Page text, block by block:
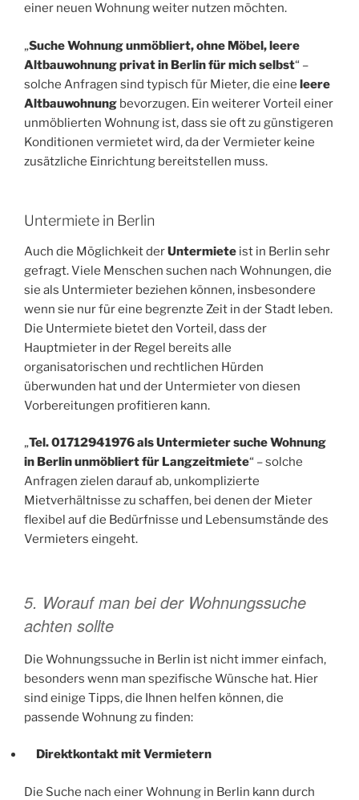
einer neuen Wohnung weiter nutzen möchten.
„Suche Wohnung unmöbliert, ohne Möbel, leere
Altbauwohnung privat in Berlin für mich selbst“ –
solche Anfragen sind typisch für Mieter, die eine leere
Altbauwohnung bevorzugen. Ein weiterer Vorteil einer
unmöblierten Wohnung ist, dass sie oft zu günstigeren
Konditionen vermietet wird, da der Vermieter keine
zusätzliche Einrichtung bereitstellen muss.
Untermiete in Berlin
Auch die Möglichkeit derUntermiete ist in Berlin sehr
gefragt. Viele Menschen suchen nach Wohnungen, die
sie als Untermieter beziehen können, insbesondere
wenn sie nur für eine begrenzte Zeit in der Stadt leben.
Die Untermiete bietet den Vorteil, dass der
Hauptmieter in der Regel bereits alle
organisatorischen und rechtlichen Hürden
überwunden hat und der Untermieter von diesen
Vorbereitungen profitieren kann.
„Tel. 01712941976 als Untermieter suche Wohnung
in Berlin unmöbliert für Langzeitmiete“ – solche
Anfragen zielen darauf ab, unkomplizierte
Mietverhältnisse zu schaffen, bei denen der Mieter
flexibel auf die Bedürfnisse und Lebensumstände des
Vermieters eingeht.
5. Worauf man bei der Wohnungssuche
achten sollte
Die Wohnungssuche in Berlin ist nicht immer einfach,
besonders wenn man spezifische Wünsche hat. Hier
sind einige Tipps, die Ihnen helfen können, die
passende Wohnung zu finden:
Direktkontakt mit Vermietern
Die Suche nach einer Wohnung in Berlin kann durch